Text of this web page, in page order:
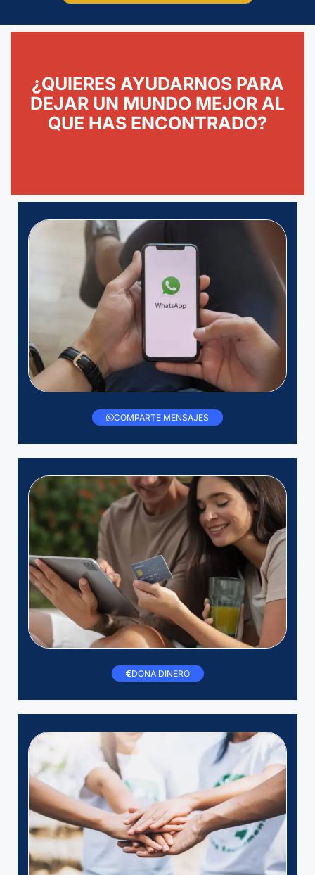
¿QUIERES AYUDARNOS PARA
DEJAR UN MUNDO MEJOR AL
QUE HAS ENCONTRADO?
COMPARTE MENSAJES
DONA DINERO